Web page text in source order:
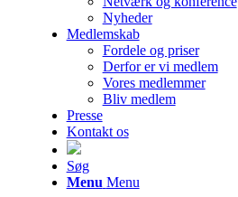
Nyheder
Medlemskab
Fordele og priser
Derfor er vi medlem
Vores medlemmer
Bliv medlem
Presse
Kontakt os
Søg
Menu Menu